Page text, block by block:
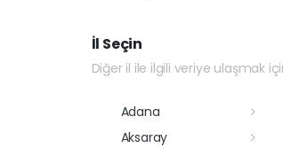
İl Seçin
Diğer il ile ilgili veriye ulaşmak
Adana
Aksaray